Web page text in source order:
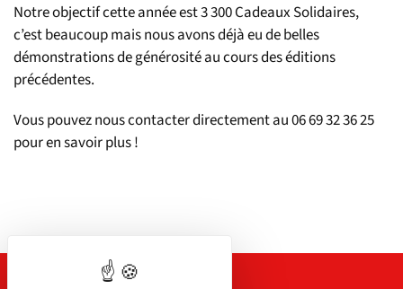
Notre objectif cette année est 3 300 Cadeaux Solidaires,
c’est beaucoup mais nous avons déjà eu de belles
démonstrations de générosité au cours des éditions
précédentes.
Vous pouvez nous contacter directement au 06 69 32 36 25
pour en savoir plus !